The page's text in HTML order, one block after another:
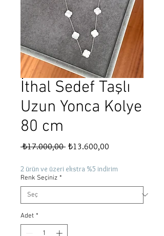
İthal Sedef Taşlı
Uzun Yonca Kolye
80 cm
₺17.000,00 Normal
₺13.600,00
2 ürün ve üzeri ekstra %5 indirim
Renk Seçiniz *
Adet *